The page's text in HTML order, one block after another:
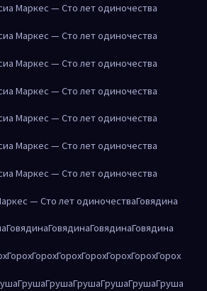
Маркес — Сто лет одиночества
Маркес — Сто лет одиночества
Маркес — Сто лет одиночества
Маркес — Сто лет одиночества
Маркес — Сто лет одиночества
Маркес — Сто лет одиночества
Маркес — Сто лет одиночества
— Сто лет одиночестваГовядина
ГовядинаГовядинаГовядинаГовядина
ГорохГорохГорохГорохГорохГорохГорох
ГрушаГрушаГрушаГрушаГрушаГруша